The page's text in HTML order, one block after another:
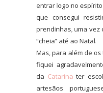
entrar logo no
que consegui
prendinhas, uma vez
“cheia” até ao Natal.
Mas, para além de
fiquei
da Catarina ter
artesãos